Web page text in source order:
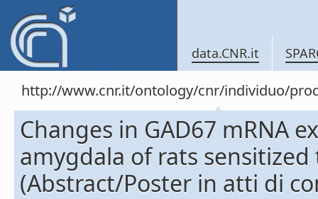
data.CNR.it
http://www.cnr.it/ontology/cnr/individuo/
Changes in GAD67 mRNA
amygdala of rats
(Abstract/Poster in atti di